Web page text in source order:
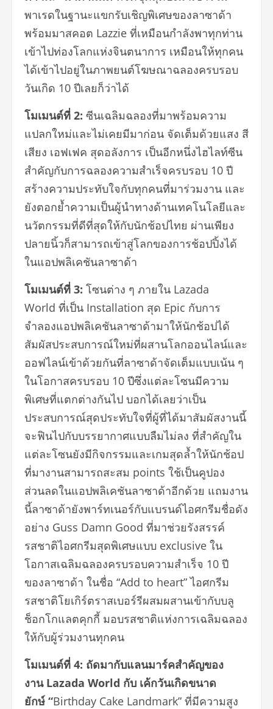
พาเรดในฐานะแขกรับเชิญพิเศษของลาซาด้า
พร้อมมาสคอต Lazzie ที่เหมือนกำลังพาทุกท่าน
เข้าไปท่องโลกแห่งจินตนาการ เหมือนให้ทุกคน
ได้เข้าไปอยู่ในภาพยนต์โฆษณาฉลองครบรอบ
วันเกิด 10 ปีเลยก็ว่าได้
โมเมนต์ที่ 2: ซีนเฉลิมฉลองที่มาพร้อมความ
แปลกใหม่และไม่เคยมีมาก่อน จัดเต็มด้วยแสง สี
เสียง เอฟเฟค สุดอลังการ เป็นอีกหนึ่งไฮไลท์ซีน
สำคัญกับการฉลองความสำเร็จครบรอบ 10 ปี
สร้างความประทับใจกับทุกคนที่มาร่วมงาน และ
ยังตอกย้ำความเป็นผู้นำทางด้านเทคโนโลยีและ
นวัตกรรมที่ดีที่สุดให้กับนักช้อปไทย ผ่านเพียง
ปลายนิ้วก็สามารถเข้าสู่โลกของการช้อปปิ้งได้
ในแอปพลิเคชันลาซาด้า
โมเมนต์ที่ 3: โซนต่าง ๆ ภายใน Lazada
World ที่เป็น Installation สุด Epic กับการ
จำลองแอปพลิเคชันลาซาด้ามาให้นักช้อปได้
สัมผัสประสบการณ์ใหม่ที่ผสานโลกออนไลน์และ
ออฟไลน์เข้าด้วยกันที่ลาซาด้าจัดเต็มแบบเน้น ๆ
ในโอกาสครบรอบ 10 ปีซึ่งแต่ละโซนมีความ
พิเศษที่แตกต่างกันไป บอกได้เลยว่าเป็น
ประสบการณ์สุดประทับใจที่ผู้ที่ได้มาสัมผัสงานนี้
จะฟินไปกับบรรยากาศแบบลืมไม่ลง ที่สำคัญใน
แต่ละโซนยังมีกิจกรรมและเกมสุดล้ำให้นักช้อป
ที่มางานสามารถสะสม points ใช้เป็นคูปอง
ส่วนลดในแอปพลิเคชันลาซาด้าอีกด้วย แถมงาน
นี้ลาซาด้ายังพาร์ทเนอร์กับแบรนด์ไอศกรีมชื่อดัง
อย่าง Guss Damn Good ที่มาช่วยรังสรรค์
รสชาติไอศกรีมสุดพิเศษแบบ exclusive ใน
โอกาสเฉลิมฉลองครบรอบความสำเร็จ 10 ปี
ของลาซาด้า ในชื่อ “Add to heart” ไอศกรีม
รสชาติโยเกิร์ตราสเบอร์รีผสมผสานเข้ากับบลู
ช็อกโกแลตคุกกี้ มอบรสชาติแห่งการเฉลิมฉลอง
ให้กับผู้ร่วมงานทุกคน
โมเมนต์ที่ 4: ถัดมากับแลนมาร์คสำคัญของ
งาน Lazada World กับ เค้กวันเกิดขนาด
ยักษ์ “Birthday Cake Landmark” ที่มีความสูง